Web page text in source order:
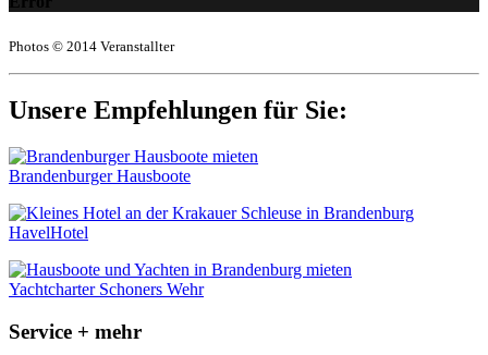
Photos © 2014 Veranstallter
Unsere Empfehlungen für Sie:
Brandenburger Hausboote
HavelHotel
Yachtcharter Schoners Wehr
Service + mehr